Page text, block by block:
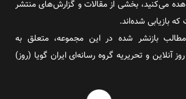
می‌کنید، بخشی از مقالات و گزارش‌های منتشر
بازیابی شده‌اند.
بازنشر شده در این مجموعه، متعلق به
آنلاین و تحریریه گروه رسانه‌ای ایران گویا (روز)